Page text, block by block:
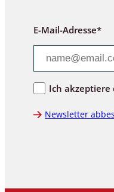
E-Mail-Adresse*
Ich akzeptiere
Newsletter